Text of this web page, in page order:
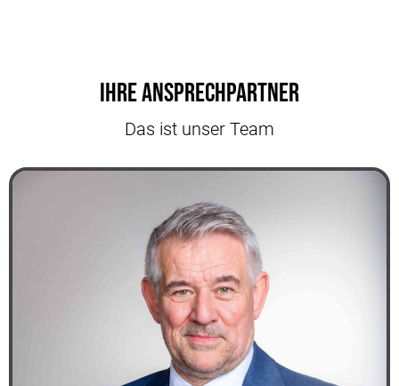
Ihre Ansprechpartner
Das ist unser Team